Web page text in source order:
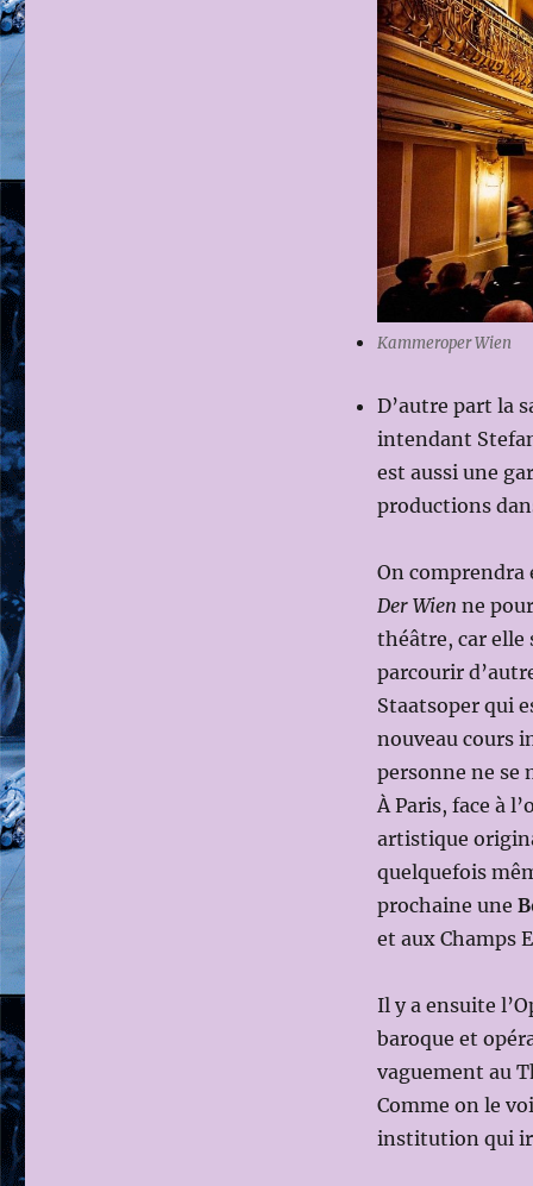
Kammeroper Wien
D’autre part la
intendant
est aussi une
productions
On comprendra
Der Wien ne
théâtre, car elle
parcourir
Staatsoper qui
nouveau cours
personne ne se
À Paris, face à
artistique
quelquefois
prochaine une
et aux Champs
Il y a ensuite
baroque et
vaguement au
Comme on le
institution qui